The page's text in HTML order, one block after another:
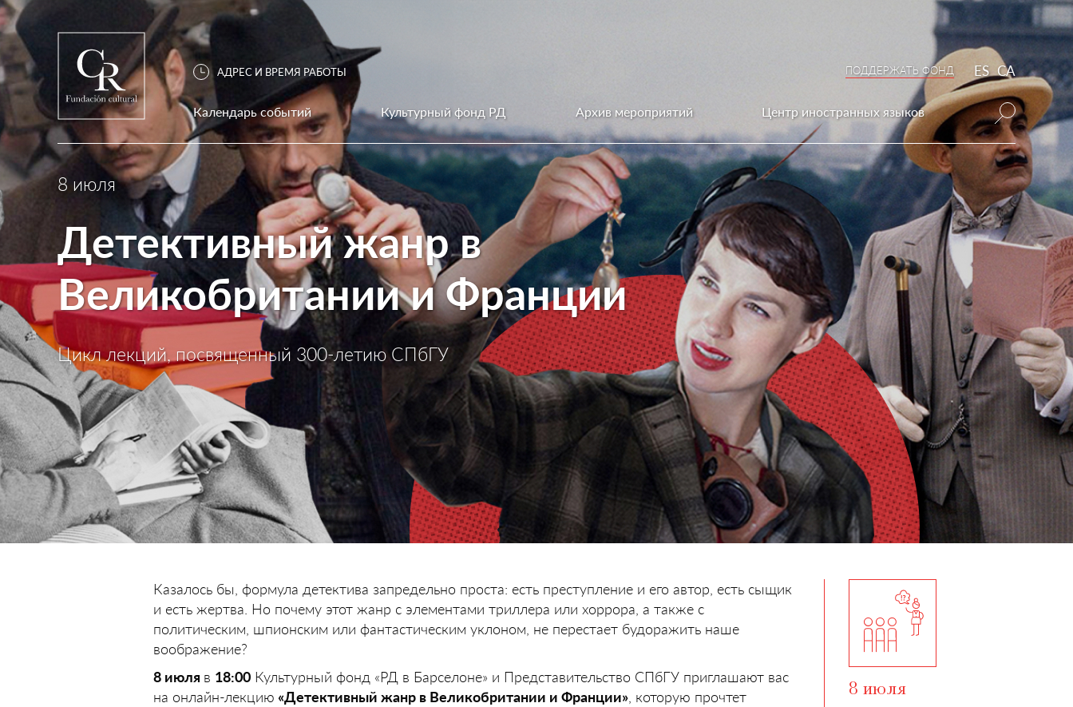
АДРЕС И ВРЕМЯ РАБОТЫ ПОДДЕРЖАТЬ ФОНД ES CA
Календарь событий Культурный фонд РД Архив мероприятий Центр иностранных языков
8 июля
Детективный жанр в
Великобритании и Франции
Цикл лекций, посвященный 300-летию СПбГУ
Казалось бы, формула детектива запредельно проста: есть преступление и его автор, есть сыщик
и есть жертва. Но почему этот жанр с элементами триллера или хоррора, а также с
политическим, шпионским или фантастическим уклоном, не перестает будоражить наше
воображение?
8 июля в 18:00 Культурный фонд «РД в Барселоне» и Представительство СПбГУ приглашают вас
на онлайн-лекцию «Детективный жанр в Великобритании и Франции» , которую прочтет
8 июля